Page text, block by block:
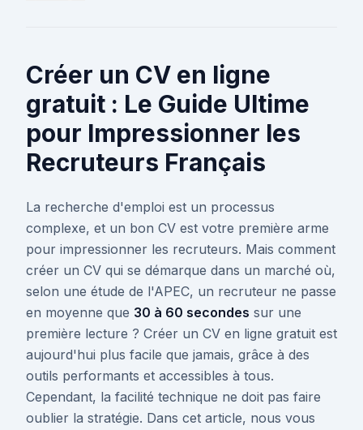
Créer un CV en ligne
gratuit : Le Guide Ultime
pour Impressionner les
Recruteurs Français
La recherche d'emploi est un processus
complexe, et un bon CV est votre première arme
pour impressionner les recruteurs. Mais comment
créer un CV qui se démarque dans un marché où,
selon une étude de l'APEC, un recruteur ne passe
en moyenne que 30 à 60 secondes sur une
première lecture ? Créer un CV en ligne gratuit est
aujourd'hui plus facile que jamais, grâce à des
outils performants et accessibles à tous.
Cependant, la facilité technique ne doit pas faire
oublier la stratégie. Dans cet article, nous vous